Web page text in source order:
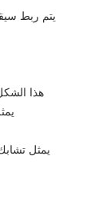
يتم ربط
هذا
يمثل